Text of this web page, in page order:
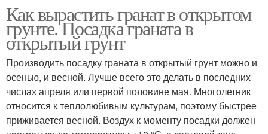
Как вырастить гранат в открытом
грунте. Посадка граната в
открытый грунт
Производить посадку граната в открытый грунт можно и
осенью, и весной. Лучше всего это делать в последних
числах апреля или первой половине мая. Многолетник
относится к теплолюбивым культурам, поэтому быстрее
приживается весной. Воздух к моменту посадки должен